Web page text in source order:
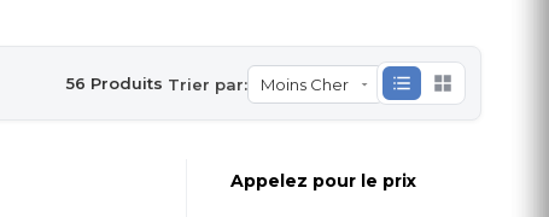
Trier par:
56 Produits
Appelez pour le prix